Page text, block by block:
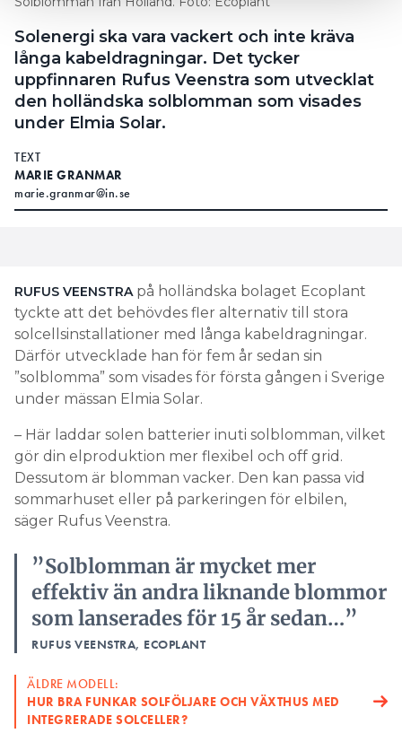
Solenergi ska vara vackert och inte kräva
långa kabeldragningar. Det tycker
uppfinnaren Rufus Veenstra som utvecklat
den holländska solblomman som visades
under Elmia Solar.
TEXT
MARIE GRANMAR
marie.granmar@in.se
RUFUS VEENSTRA på holländska bolaget Ecoplant
tyckte att det behövdes fler alternativ till stora
solcellsinstallationer med långa kabeldragningar.
Därför utvecklade han för fem år sedan sin
”solblomma” som visades för första gången i Sverige
under mässan Elmia Solar.
– Här laddar solen batterier inuti solblomman, vilket
gör din elproduktion mer flexibel och off grid.
Dessutom är blomman vacker. Den kan passa vid
sommarhuset eller på parkeringen för elbilen,
säger Rufus Veenstra.
”Solblomman är mycket mer
effektiv än andra liknande blommor
som lanserades för 15 år sedan…”
RUFUS VEENSTRA, ECOPLANT
ÄLDRE MODELL:
HUR BRA FUNKAR SOLFÖLJARE OCH VÄXTHUS MED
INTEGRERADE SOLCELLER?